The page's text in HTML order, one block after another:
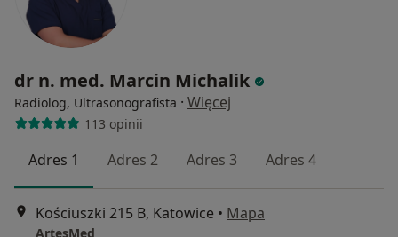
dr n. med. Marcin Michalik
Radiolog, Ultrasonografista · Więcej
113 opinii
Adres 1 Adres 2 Adres 3 Adres 4
Kościuszki 215 B, Katowice • Mapa
ArtesMed